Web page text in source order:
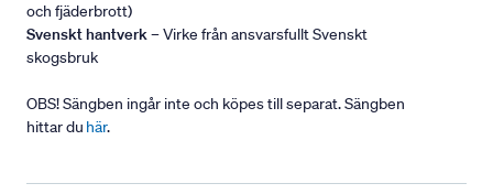
och fjäderbrott)
Svenskt hantverk– Virke från ansvarsfullt Svenskt
skogsbruk
OBS! Sängben ingår inte och köpes till separat. Sängben
hittar du här.